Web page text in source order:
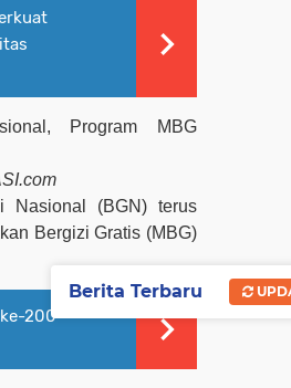
Program MBG
Nasional (BGN) terus
Bergizi Gratis (MBG)
ke-200
Berita Terbaru